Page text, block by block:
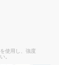
使用し、強度
。